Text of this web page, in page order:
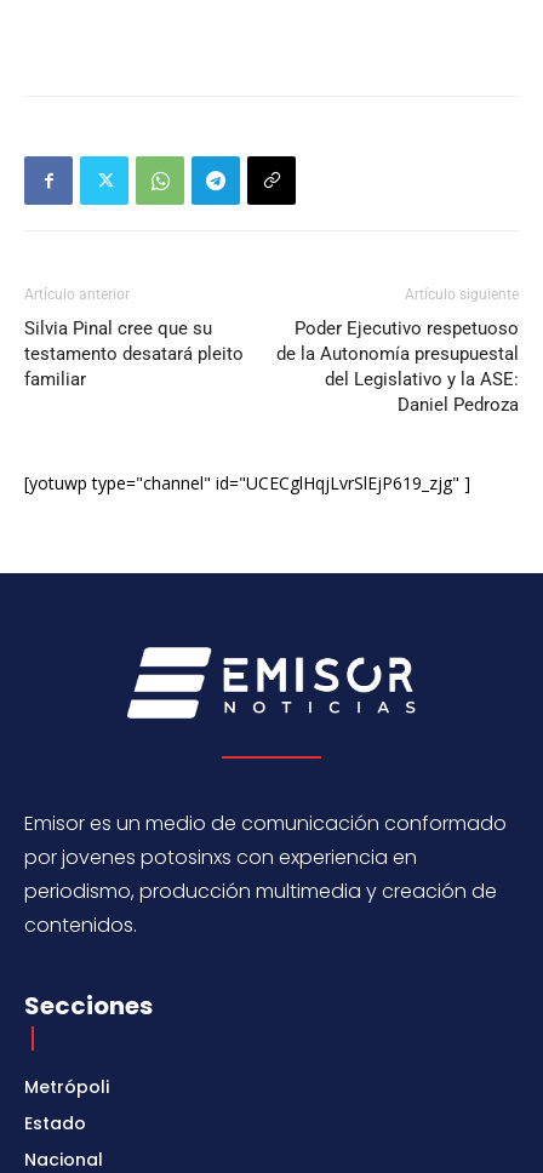
Artículo anterior
Silvia Pinal cree que su
testamento desatará pleito
familiar
Artículo siguiente
Poder Ejecutivo respetuoso
de la Autonomía presupuestal
del Legislativo y la ASE:
Daniel Pedroza
[yotuwp type="channel" id="UCECglHqjLvrSlEjP619_zjg" ]
Emisor es un medio de comunicación conformado
por jovenes potosinxs con experiencia en
periodismo, producción multimedia y creación de
contenidos.
Secciones
Metrópoli
Estado
Nacional